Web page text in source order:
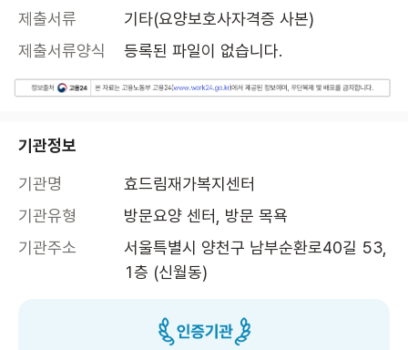
제출서류
기타(요양보호사자격증 사본)
제출서류양식
등록된 파일이 없습니다.
기관정보
기관명
효드림재가복지센터
기관유형
방문요양 센터, 방문 목욕
기관주소
서울특별시 양천구 남부순환로40길 53,
1층 (신월동)